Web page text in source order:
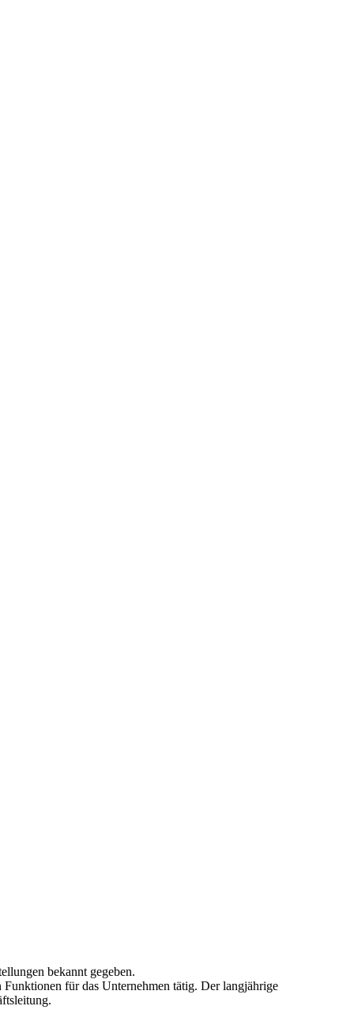
bekannt gegeben.
für das Unternehmen tätig. Der langjährige